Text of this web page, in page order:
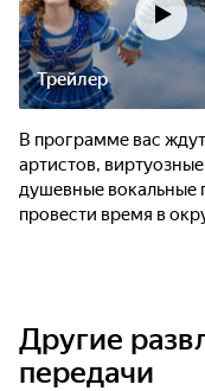
Трейлер
В программе вас
артистов,
душевные вокальные
провести время в
Другие
передачи